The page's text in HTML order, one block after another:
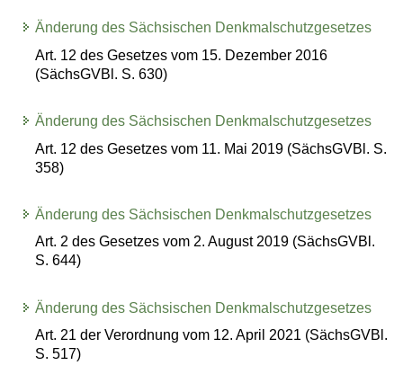
Änderung des Sächsischen Denkmalschutzgesetzes
Art. 12 des Gesetzes vom 15. Dezember 2016
(SächsGVBl. S. 630)
Änderung des Sächsischen Denkmalschutzgesetzes
Art. 12 des Gesetzes vom 11. Mai 2019 (SächsGVBl. S.
358)
Änderung des Sächsischen Denkmalschutzgesetzes
Art. 2 des Gesetzes vom 2. August 2019 (SächsGVBl.
S. 644)
Änderung des Sächsischen Denkmalschutzgesetzes
Art. 21 der Verordnung vom 12. April 2021 (SächsGVBl.
S. 517)